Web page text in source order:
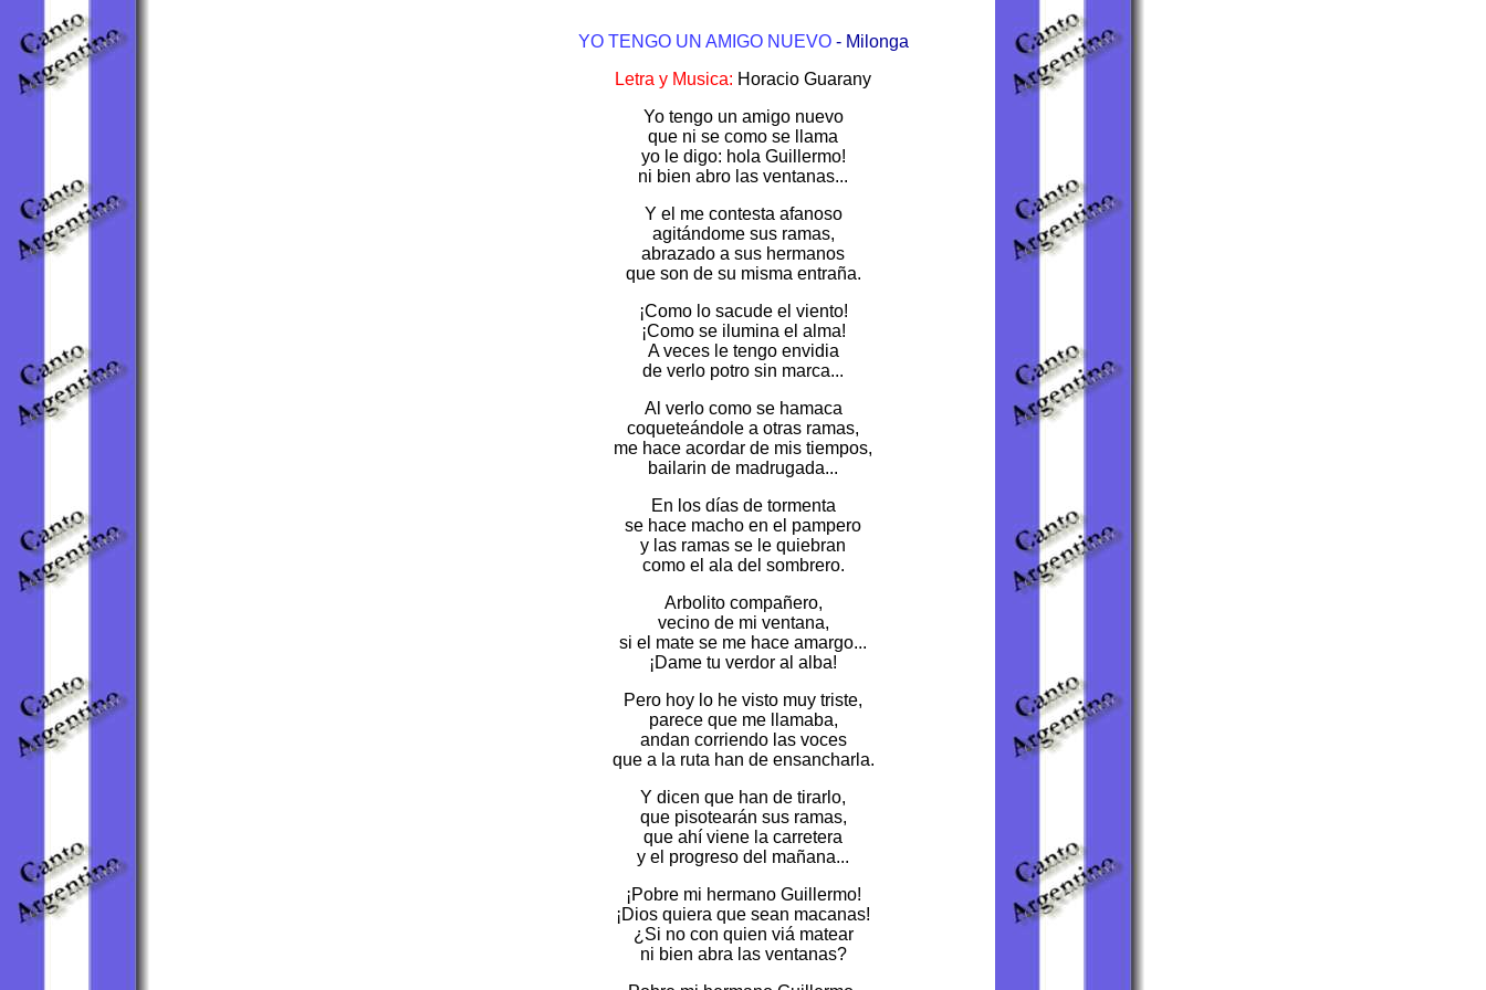
YO TENGO UN AMIGO NUEVO - Milonga
Letra y Musica: Horacio Guarany
Yo tengo un amigo nuevo
que ni se como se llama
yo le digo: hola Guillermo!
ni bien abro las ventanas...
Y el me contesta afanoso
agitándome sus ramas,
abrazado a sus hermanos
que son de su misma entraña.
¡Como lo sacude el viento!
¡Como se ilumina el alma!
A veces le tengo envidia
de verlo potro sin marca...
Al verlo como se hamaca
coqueteándole a otras ramas,
me hace acordar de mis tiempos,
bailarin de madrugada...
En los días de tormenta
se hace macho en el pampero
y las ramas se le quiebran
como el ala del sombrero.
Arbolito compañero,
vecino de mi ventana,
si el mate se me hace amargo...
¡Dame tu verdor al alba!
Pero hoy lo he visto muy triste,
parece que me llamaba,
andan corriendo las voces
que a la ruta han de ensancharla.
Y dicen que han de tirarlo,
que pisotearán sus ramas,
que ahí viene la carretera
y el progreso del mañana...
¡Pobre mi hermano Guillermo!
¡Dios quiera que sean macanas!
¿Si no con quien viá matear
ni bien abra las ventanas?